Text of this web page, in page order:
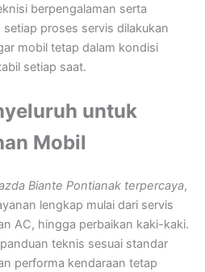
berpengalaman serta
proses servis dilakukan
mobil tetap dalam kondisi
setiap saat.
untuk
Mobil
Biante Pontianak terpercaya,
lengkap mulai dari servis
AC, hingga perbaikan kaki-kaki.
teknis sesuai standar
performa kendaraan tetap